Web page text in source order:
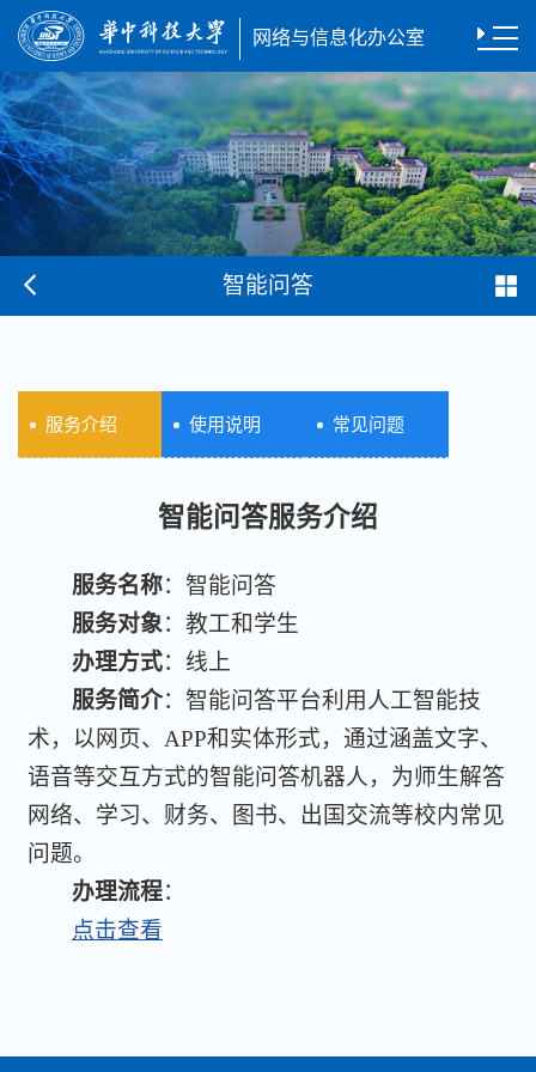
网络与信息化办公室
智能问答
服务介绍 使用说明 常见问题
智能问答服务介绍
服务名称：智能问答
服务对象：教工和学生
办理方式：线上
服务简介：智能问答平台利用人工智能技
术，以网页、APP和实体形式，通过涵盖文字、
语音等交互方式的智能问答机器人，为师生解答
网络、学习、财务、图书、出国交流等校内常见
问题。
办理流程：
点击查看